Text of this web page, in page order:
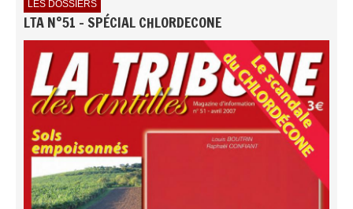
LES DOSSIERS
LTA N°51 - SPÉCIAL CHLORDECONE